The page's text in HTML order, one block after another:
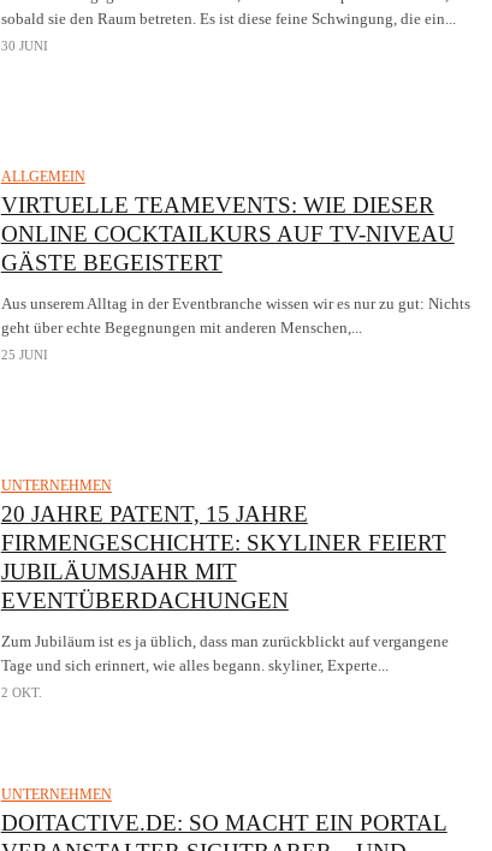
sobald sie den Raum betreten. Es ist diese feine Schwingung, die ein...
30 JUNI
ALLGEMEIN
VIRTUELLE TEAMEVENTS: WIE DIESER
ONLINE COCKTAILKURS AUF TV-NIVEAU
GÄSTE BEGEISTERT
Aus unserem Alltag in der Eventbranche wissen wir es nur zu gut: Nichts
geht über echte Begegnungen mit anderen Menschen,...
25 JUNI
UNTERNEHMEN
20 JAHRE PATENT, 15 JAHRE
FIRMENGESCHICHTE: SKYLINER FEIERT
JUBILÄUMSJAHR MIT
EVENTÜBERDACHUNGEN
Zum Jubiläum ist es ja üblich, dass man zurückblickt auf vergangene
Tage und sich erinnert, wie alles begann. skyliner, Experte...
2 OKT.
UNTERNEHMEN
DOITACTIVE.DE: SO MACHT EIN PORTAL